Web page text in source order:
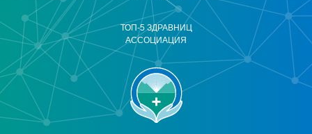
ТОП-5 ЗДРАВНИЦ
АССОЦИАЦИЯ